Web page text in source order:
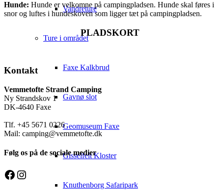
Vandreture
Ture i området
Faxe Kalkbrud
Gavnø slot
Geomuseum Faxe
Gisselfelt Kloster
Knuthenborg Safaripark
Hunde: Hunde er velkomne på campingpladsen. Hunde skal føres i
snor og luftes i hundeskoven som ligger tæt på campingpladsen.
PLADSKORT
Kontakt
Vemmetofte Strand Camping
Ny Strandskov 1
DK-4640 Faxe
Tlf. +45 5671 0226
Mail: camping@vemmetofte.dk
Følg os på de sociale medier
Facebook
Instagram